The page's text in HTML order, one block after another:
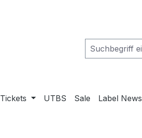
Tickets UTBS Sale Label News